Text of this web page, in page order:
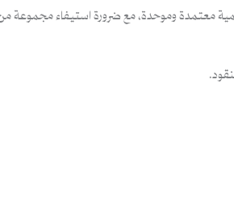
معتمدة وموحدة، مع ضرورة استيفاء مجموعة